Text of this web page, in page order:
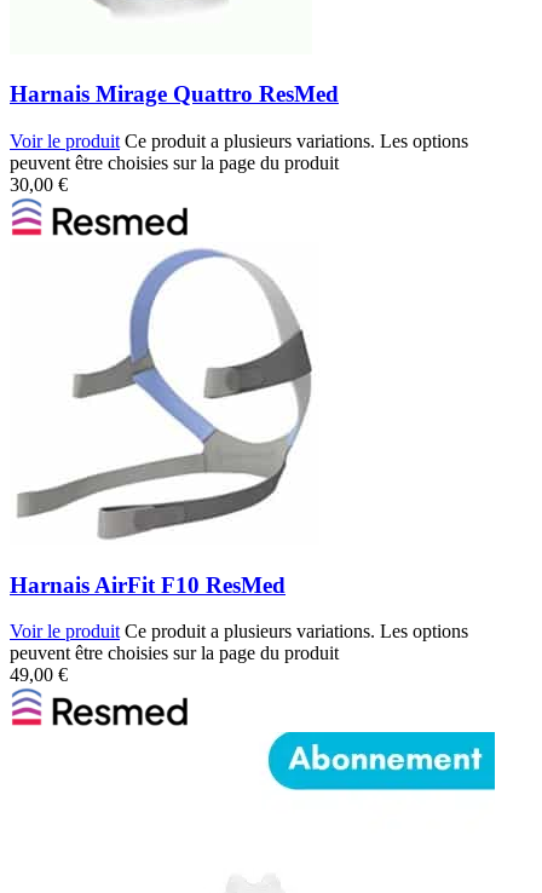
Harnais Mirage Quattro ResMed
Voir le produit Ce produit a plusieurs variations. Les options
peuvent être choisies sur la page du produit
30,00 €
Harnais AirFit F10 ResMed
Voir le produit Ce produit a plusieurs variations. Les options
peuvent être choisies sur la page du produit
49,00 €